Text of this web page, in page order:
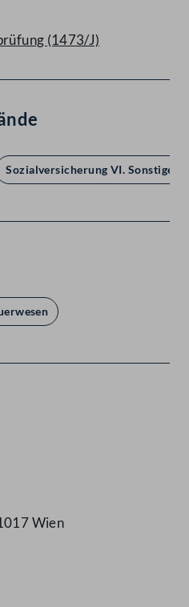
(1473/J)
Sozialversicherung VI. Sonstiges
Wien